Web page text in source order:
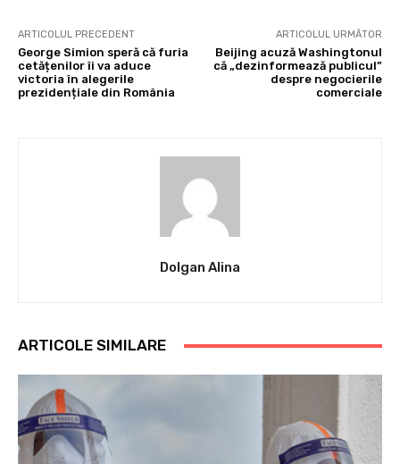
ARTICOLUL PRECEDENT
George Simion speră că furia
cetățenilor îi va aduce
victoria în alegerile
prezidențiale din România
ARTICOLUL URMĂTOR
Beijing acuză Washingtonul
că „dezinformează publicul”
despre negocierile
comerciale
Dolgan Alina
ARTICOLE SIMILARE